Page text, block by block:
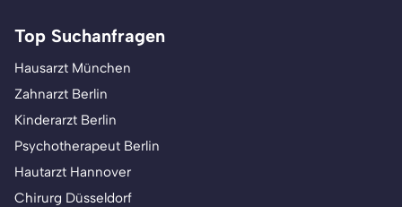
Top Suchanfragen
Hausarzt München
Zahnarzt Berlin
Kinderarzt Berlin
Psychotherapeut Berlin
Hautarzt Hannover
Chirurg Düsseldorf